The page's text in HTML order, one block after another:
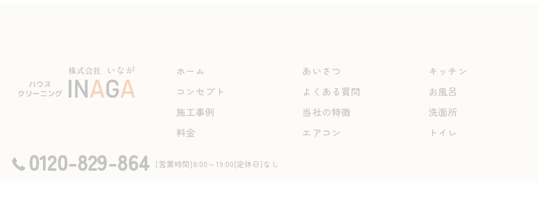
0120-829-864 [営業時間]8:00～19:00[定休日]なし
ホーム
コンセプト
施工事例
料金
あいさつ
よくある質問
当社の特徴
エアコン
キッチン
お風呂
洗面所
トイレ
© 2026 熊本のハウスクリーニングなら株式会社INAGA ALL RIGHTS RESERVED.